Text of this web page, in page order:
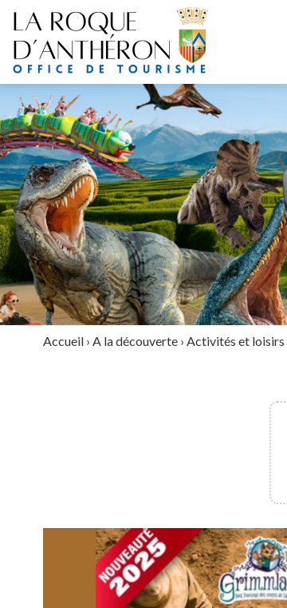
Accueil› A la découverte› Activités et loisirs